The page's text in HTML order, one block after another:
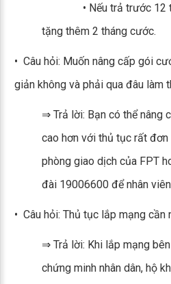
• Nếu trả trước 12
tặng thêm 2 tháng cước.
• Câu hỏi: Muốn nâng cấp gói
giản không và phải qua đâu làm
⇒ Trả lời: Bạn có thể nâng
cao hơn với thủ tục rất đơn
phòng giao dịch của FPT
đài 19006600 để nhân
• Câu hỏi: Thủ tục lắp mạng
⇒ Trả lời: Khi lắp mạng
chứng minh nhân dân, hộ